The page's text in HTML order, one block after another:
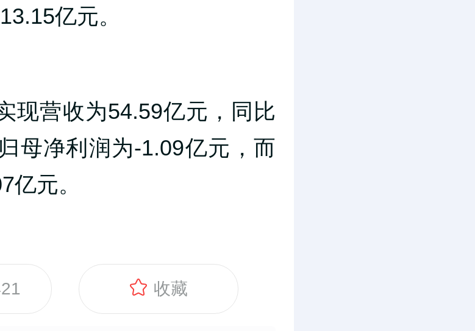
亿元。
现营收为54.59亿元，同比
母净利润为-1.09亿元，而
亿元。
收藏